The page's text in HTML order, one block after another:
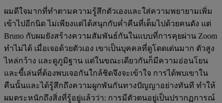
ผมดีใจมากที่ทำตามความรู้สึกตัวเองและใส่ความพยายามเพิ่ม
เข้าไปอีกนิด ไม่เพียงแต่ได้สนุกกับค่ำคืนที่เต็มไปด้วยคนดัง แต่
Bruno กับผมยังสร้างความสัมพันธ์กันในแบบที่การคุยผ่าน Zoom
ทำไม่ได้ เมื่อเจอด้วยตัวเอง เขาเป็นบุคคลที่ดูโดดเด่นมาก ตัวสูง
ไหล่กว้าง และดูภูมิฐาน แต่ในขณะเดียวกันก็มีความอ่อนโยน
และขี้เล่นที่ต้องพบเจอกันใกล้ชิดจึงจะเข้าใจ การได้พบเขาใน
คืนนั้นและได้รู้สึกถึงความผูกพันกันทางปัญญาอย่างทันที ทำให้
ผมตระหนักถึงสิ่งที่รู้อยู่แล้วว่า: การมีตัวตนอยู่เป็นปรากฏการณ์